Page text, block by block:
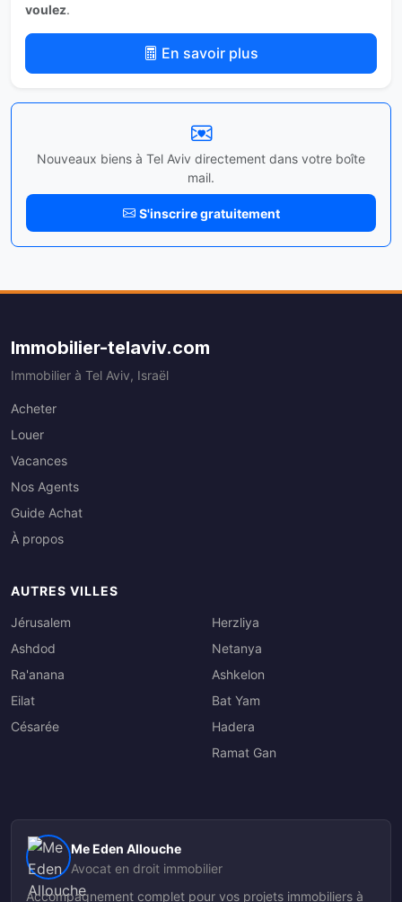
voulez.
En savoir plus
Nouveaux biens à Tel Aviv directement dans votre boîte
mail.
S'inscrire gratuitement
Immobilier-telaviv.com
Immobilier à Tel Aviv, Israël
Acheter
Louer
Vacances
Nos Agents
Guide Achat
À propos
AUTRES VILLES
Jérusalem
Ashdod
Ra'anana
Eilat
Césarée
Herzliya
Netanya
Ashkelon
Bat Yam
Hadera
Ramat Gan
Me Eden Allouche
Avocat en droit immobilier
Accompagnement complet pour vos projets immobiliers à